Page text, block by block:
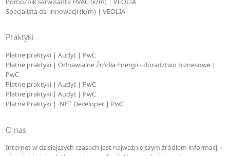
Pomocnik serwisanta HVAC (k/m) | VEOLIA
Specjalista ds. innowacji (k/m) | VEOLIA
Praktyki
Płatne praktyki | Audyt | PwC
Płatne praktyki | Odnawialne Źródła Energii - doradztwo biznesowe |
PwC
Płatne praktyki | Audyt | PwC
Płatne praktyki | Audyt | PwC
Płatne Praktyki | .NET Developer | PwC
O nas
Internet w dzisiejszych czasach jest najważniejszym źródłem informacji i